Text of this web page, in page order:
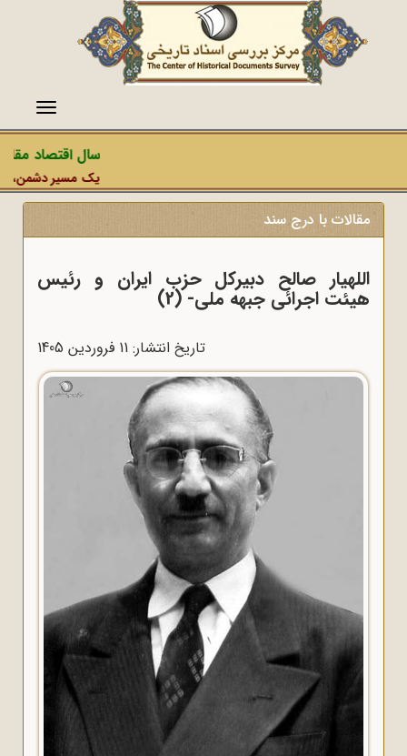
منو
سال اقتصاد
یک مسیر دشمن،
مقالات با درج سند
اللهیار صالح دبیرکل حزب ایران و رئیس
هیئت اجرائی جبهه ملی- (2)
تاریخ انتشار: 11 فروردين 1405